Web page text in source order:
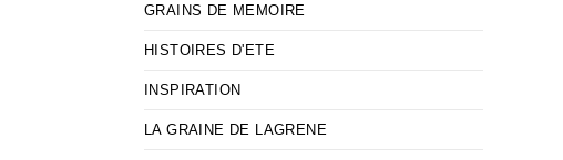
GRAINS DE MEMOIRE
HISTOIRES D'ETE
INSPIRATION
LA GRAINE DE LAGRENE